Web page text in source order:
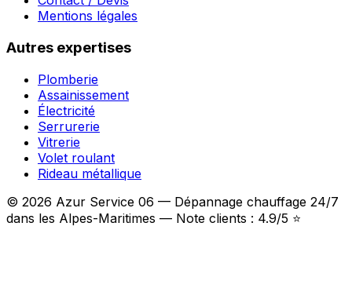
Mentions légales
Autres expertises
Plomberie
Assainissement
Électricité
Serrurerie
Vitrerie
Volet roulant
Rideau métallique
© 2026 Azur Service 06 — Dépannage chauffage 24/7
dans les Alpes-Maritimes — Note clients : 4.9/5 ⭐